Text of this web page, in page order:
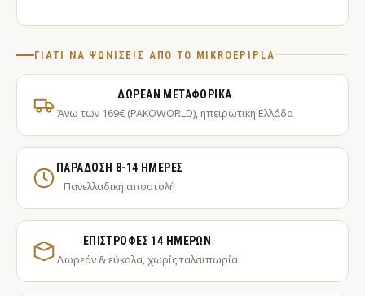
ΓΙΑΤΊ ΝΑ ΨΩΝΊΣΕΙΣ ΑΠΌ ΤΟ MIKROEPIPLA
ΔΩΡΕΆΝ ΜΕΤΑΦΟΡΙΚΆ
Άνω των 169€ (PAKOWORLD), ηπειρωτική Ελλάδα
ΠΑΡΆΔΟΣΗ 8-14 ΗΜΈΡΕΣ
Πανελλαδική αποστολή
ΕΠΙΣΤΡΟΦΈΣ 14 ΗΜΕΡΏΝ
Δωρεάν & εύκολα, χωρίς ταλαιπωρία